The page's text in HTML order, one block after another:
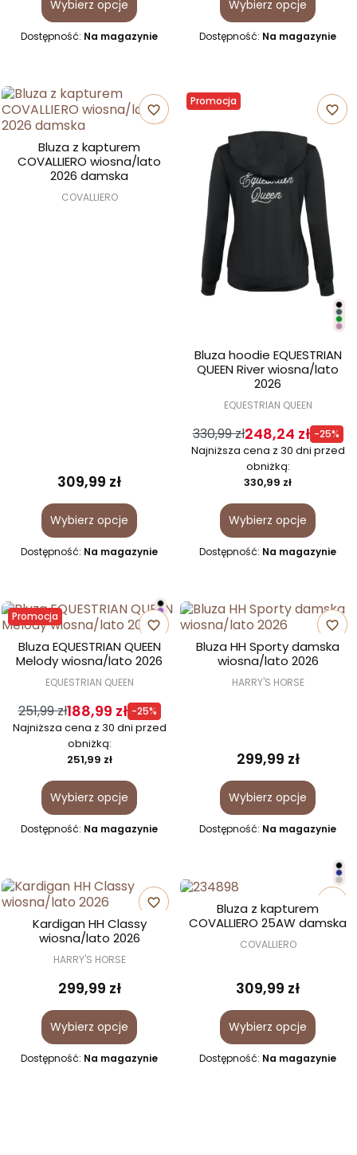
Wybierz opcje
Dostępność: Na magazynie
Wybierz opcje
Dostępność: Na magazynie
favorite_border
Bluza z kapturem
COVALLIERO wiosna/lato
2026 damska
COVALLIERO
309,99 zł
Wybierz opcje
Dostępność: Na magazynie
Promocja
favorite_border
Bluza hoodie EQUESTRIAN
QUEEN River wiosna/lato
2026
EQUESTRIAN QUEEN
330,99 zł248,24 zł -25%
Najniższa cena z 30 dni przed
obniżką:
330,99 zł
Wybierz opcje
Dostępność: Na magazynie
Promocja
favorite_border
Bluza EQUESTRIAN QUEEN
Melody wiosna/lato 2026
EQUESTRIAN QUEEN
251,99 zł188,99 zł -25%
Najniższa cena z 30 dni przed
obniżką:
251,99 zł
Wybierz opcje
Dostępność: Na magazynie
favorite_border
Bluza HH Sporty damska
wiosna/lato 2026
HARRY'S HORSE
299,99 zł
Wybierz opcje
Dostępność: Na magazynie
favorite_border
Kardigan HH Classy
wiosna/lato 2026
HARRY'S HORSE
299,99 zł
Wybierz opcje
Dostępność: Na magazynie
Bluza z kapturem
COVALLIERO 25AW damska
COVALLIERO
309,99 zł
Wybierz opcje
Dostępność: Na magazynie